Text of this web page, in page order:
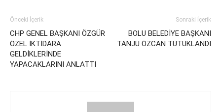
Önceki İçerik
CHP GENEL BAŞKANI ÖZGÜR
ÖZEL İKTİDARA
GELDİKLERİNDE
YAPACAKLARINI ANLATTI
Sonraki İçerik
BOLU BELEDİYE BAŞKANI
TANJU ÖZCAN TUTUKLANDI